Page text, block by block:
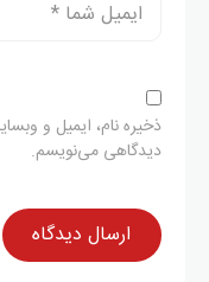
ذخیره نام، ایمیل و
دیدگاهی می‌نویسم.